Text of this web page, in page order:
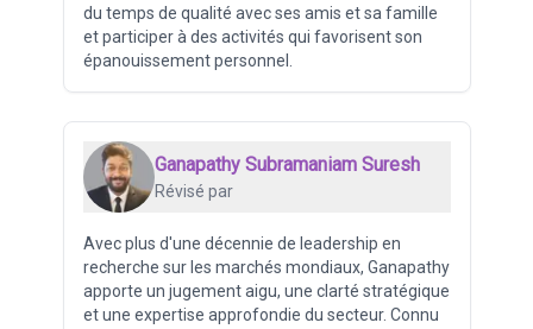
du temps de qualité avec ses amis et sa famille
et participer à des activités qui favorisent son
épanouissement personnel.
Ganapathy Subramaniam Suresh
Révisé par
Avec plus d'une décennie de leadership en
recherche sur les marchés mondiaux, Ganapathy
apporte un jugement aigu, une clarté stratégique
et une expertise approfondie du secteur. Connu